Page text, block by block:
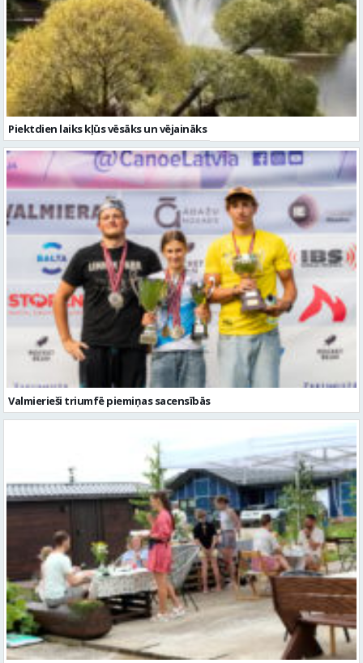
Piektdien laiks kļūs vēsāks un vējaināks
Valmierieši triumfē piemiņas sacensībās
Valmieras novadā aizvadītas jau sestās Mājas kafejnīcu dienas